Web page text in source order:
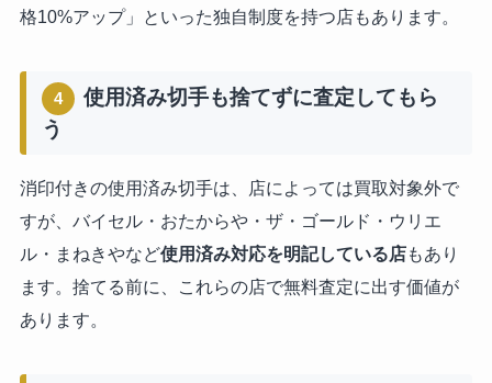
格10%アップ」といった独自制度を持つ店もあります。
4
使用済み切手も捨てずに査定してもら
う
消印付きの使用済み切手は、店によっては買取対象外で
すが、バイセル・おたからや・ザ・ゴールド・ウリエ
ル・まねきやなど使用済み対応を明記している店もあり
ます。捨てる前に、これらの店で無料査定に出す価値が
あります。